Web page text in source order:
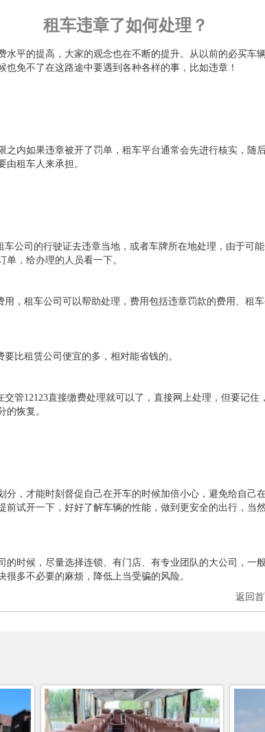
租车违章了如何处理？
水平的提高，大家的观念也在不断的提升。从以前的必买车
也免不了在这路途中要遇到各种各样的事，比如违章！
之内如果违章被开了罚单，租车平台通常会先进行核实，随
由租车人来承担。
车公司的行驶证去违章当地，或者车牌所在地处理，由于可
，给办理的人员看一下。
用，租车公司可以帮助处理，费用包括违章罚款的费用、租
比租赁公司便宜的多，相对能省钱的。
管12123直接缴费处理就可以了，直接网上处理，但要记住
的恢复。
分，才能时刻督促自己在开车的时候加倍小心，避免给自己
前试开一下，好好了解车辆的性能，做到更安全的出行，当
的时候，尽量选择连锁、有门店、有专业团队的大公司，一
多不必要的麻烦，降低上当受骗的风险。
返回